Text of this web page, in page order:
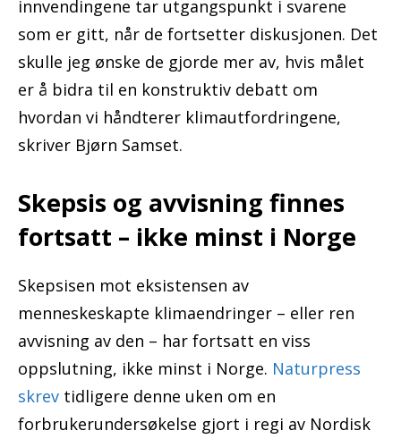
innvendingene tar utgangspunkt i svarene
som er gitt, når de fortsetter diskusjonen. Det
skulle jeg ønske de gjorde mer av, hvis målet
er å bidra til en konstruktiv debatt om
hvordan vi håndterer klimautfordringene,
skriver Bjørn Samset.
Skepsis og avvisning finnes
fortsatt – ikke minst i Norge
Skepsisen mot eksistensen av
menneskeskapte klimaendringer – eller ren
avvisning av den – har fortsatt en viss
oppslutning, ikke minst i Norge. Naturpress
skrev tidligere denne uken om en
forbrukerundersøkelse gjort i regi av Nordisk